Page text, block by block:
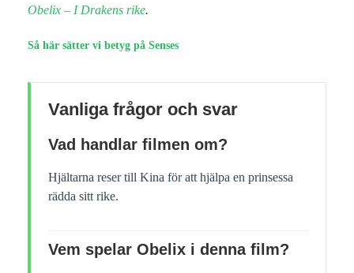
Obelix – I Drakens rike.
Så här sätter vi betyg på Senses
Vanliga frågor och svar
Vad handlar filmen om?
Hjältarna reser till Kina för att hjälpa en prinsessa
rädda sitt rike.
Vem spelar Obelix i denna film?